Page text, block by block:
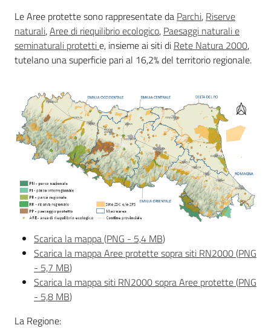
Ambiente
Argomenti
Novità
Le Aree protette sono rappresentate da Parchi, Riserve
naturali,Aree di riequilibrio ecologico, Paesaggi naturali e
seminaturali protettie, insieme ai siti di Rete Natura 2000,
tutelano una superficie pari al 16,2% del territorio regionale.
Scarica la mappa(PNG - 5,4 MB)
Scarica la mappa Aree protette sopra siti RN2000(PNG
- 5,7 MB)
Scarica la mappa siti RN2000 sopra Aree protette(PNG
- 5,8 MB)
La Regione: